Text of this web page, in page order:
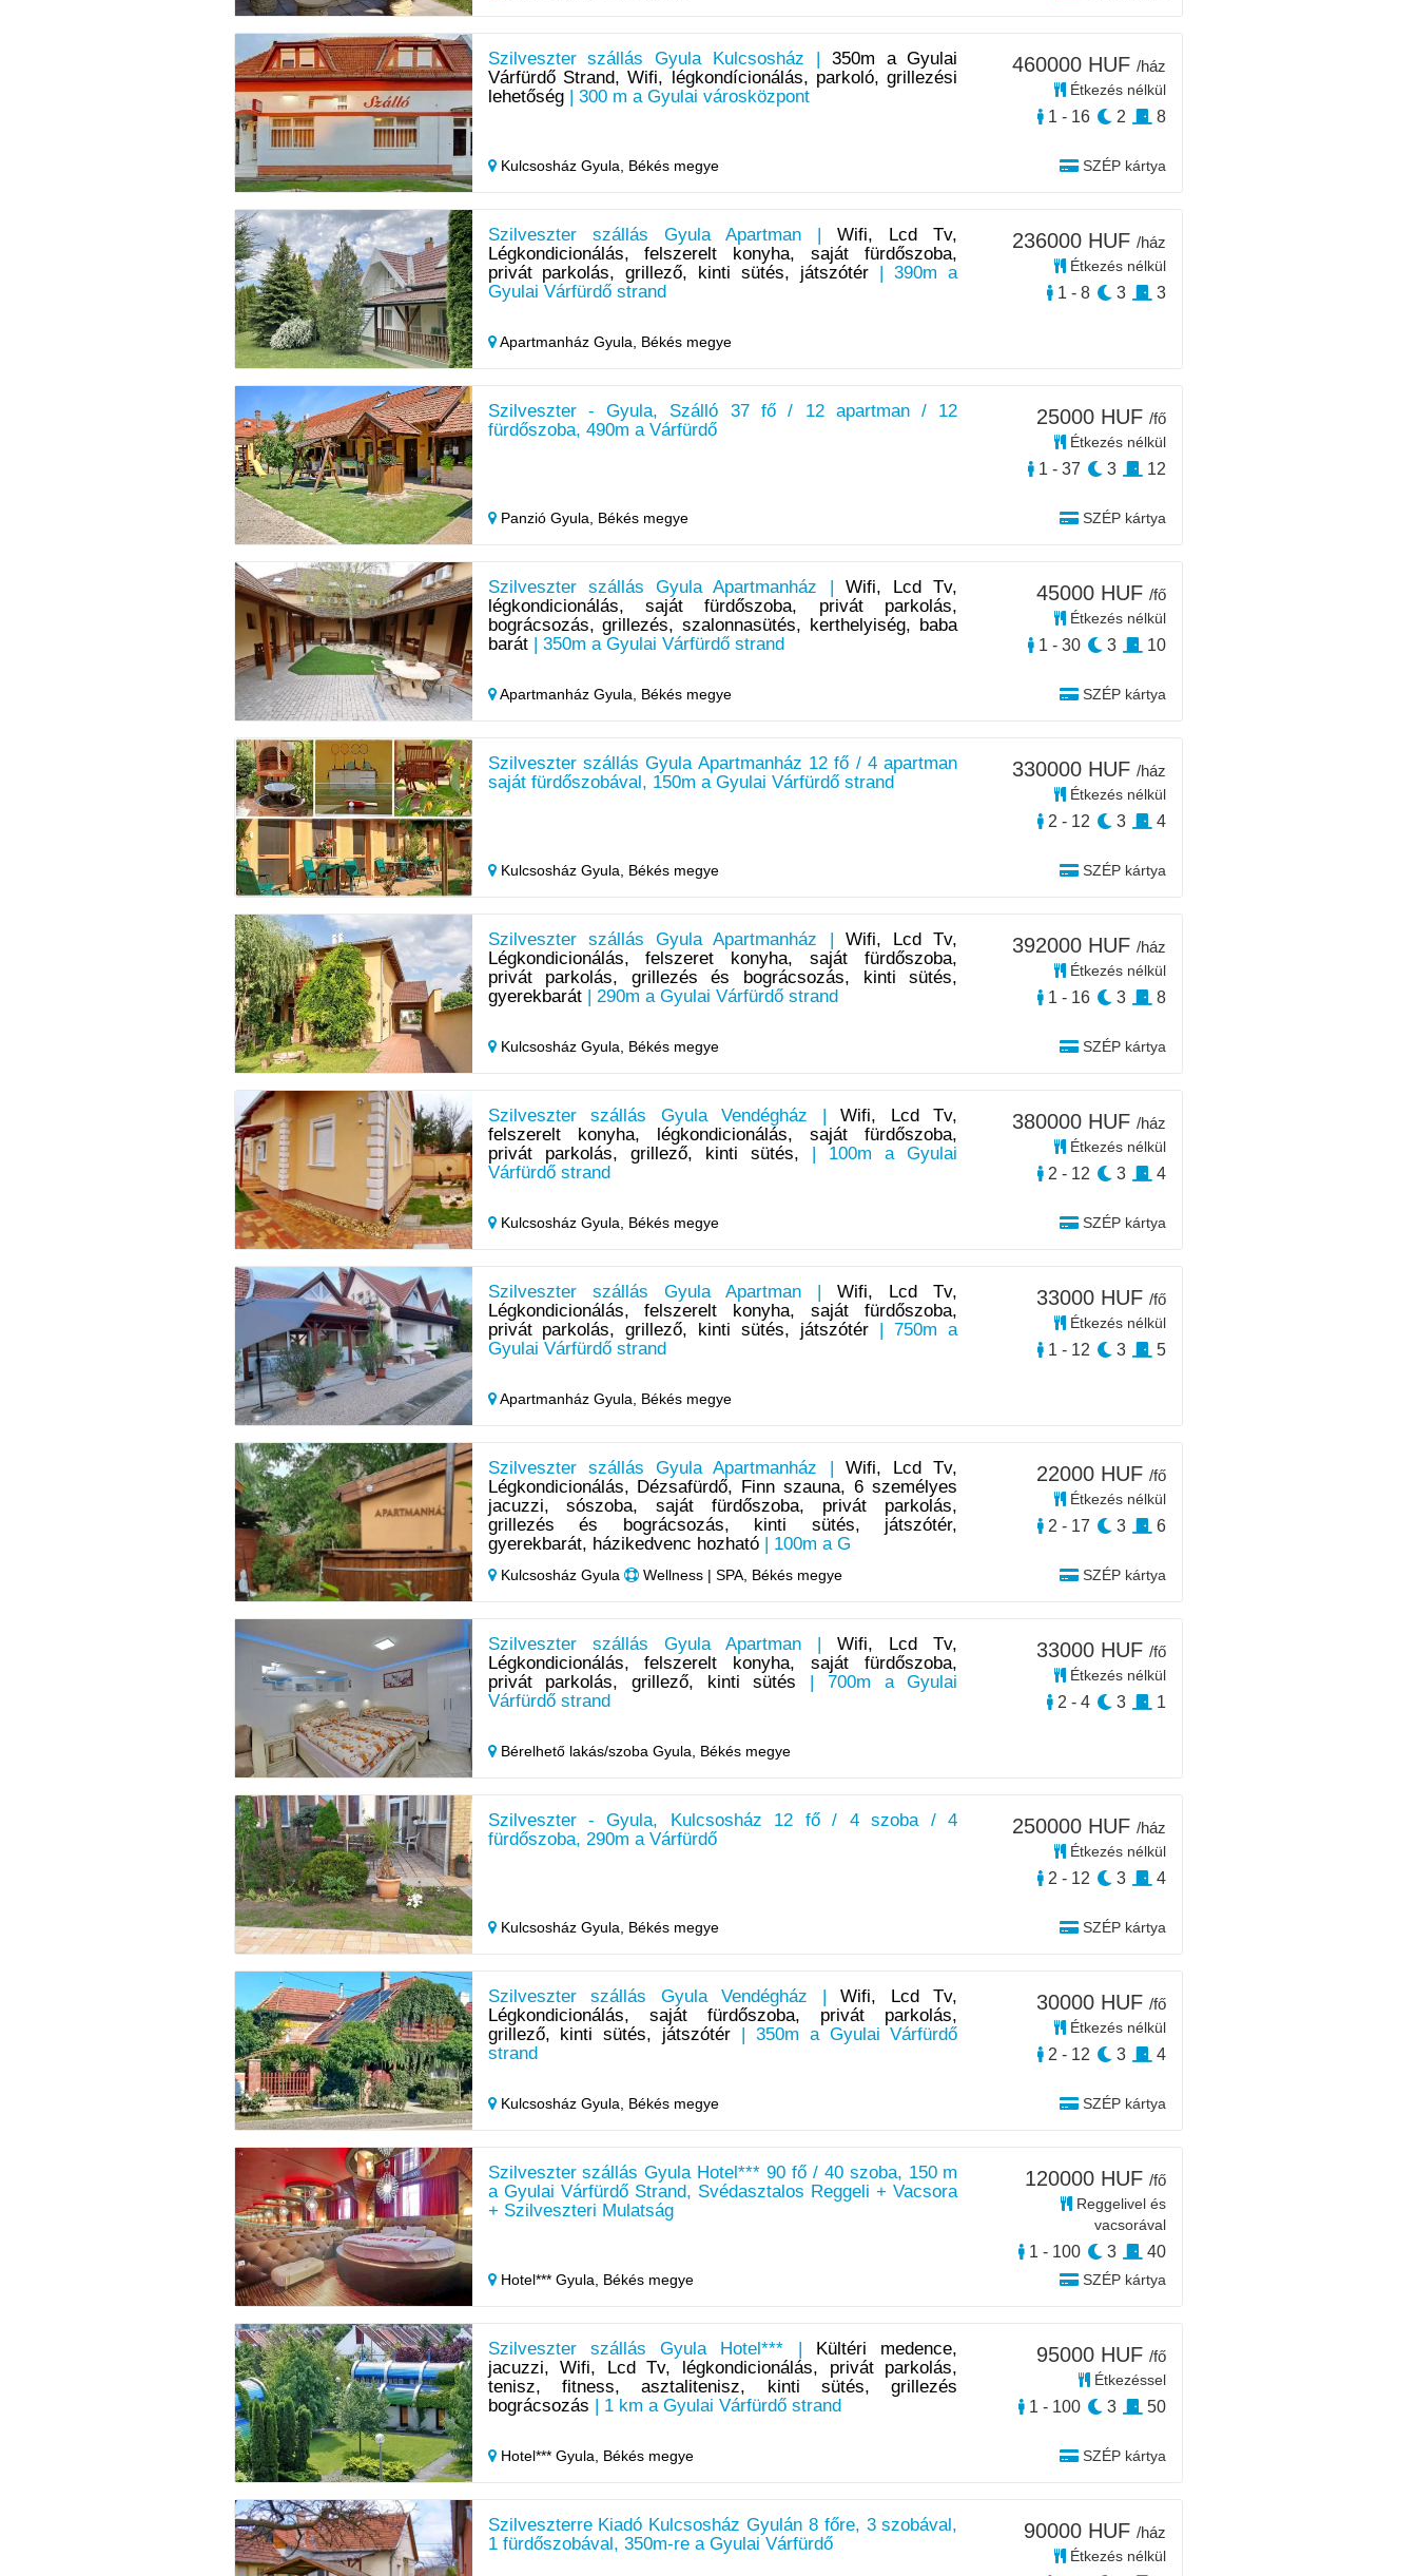
Szilveszter szállás Gyula Kulcsosház | 350m a Gyulai
Várfürdő Strand, Wifi, légkondícionálás, parkoló, grillezési
lehetőség| 300 m a Gyulai városközpont
Kulcsosház Gyula, Békés megye SZÉP kártya
460000 HUF /ház
Étkezés nélkül
1 - 16 2 8
Szilveszter szállás Gyula Apartman |Wifi, Lcd Tv,
Légkondicionálás, felszerelt konyha, saját fürdőszoba,
privát parkolás, grillező, kinti sütés, játszótér | 390m a
Gyulai Várfürdő strand
Apartmanház Gyula, Békés megye
236000 HUF /ház
Étkezés nélkül
1 - 8 3 3
Szilveszter - Gyula, Szálló 37 fő / 12 apartman / 12
fürdőszoba, 490m a Várfürdő
Panzió Gyula, Békés megye SZÉP kártya
25000 HUF /fő
Étkezés nélkül
1 - 37 3 12
Szilveszter szállás Gyula Apartmanház | Wifi, Lcd Tv,
légkondicionálás, saját fürdőszoba, privát parkolás,
bográcsozás, grillezés, szalonnasütés, kerthelyiség, baba
barát| 350m a Gyulai Várfürdő strand
Apartmanház Gyula, Békés megye SZÉP kártya
45000 HUF /fő
Étkezés nélkül
1 - 30 3 10
Szilveszter szállás Gyula Apartmanház 12 fő / 4 apartman
saját fürdőszobával, 150m a Gyulai Várfürdő strand
Kulcsosház Gyula, Békés megye SZÉP kártya
330000 HUF /ház
Étkezés nélkül
2 - 12 3 4
Szilveszter szállás Gyula Apartmanház | Wifi, Lcd Tv,
Légkondicionálás, felszeret konyha, saját fürdőszoba,
privát parkolás, grillezés és bográcsozás, kinti sütés,
gyerekbarát| 290m a Gyulai Várfürdő strand
Kulcsosház Gyula, Békés megye SZÉP kártya
392000 HUF /ház
Étkezés nélkül
1 - 16 3 8
Szilveszter szállás Gyula Vendégház |Wifi, Lcd Tv,
felszerelt konyha, légkondicionálás, saját fürdőszoba,
privát parkolás, grillező, kinti sütés, | 100m a Gyulai
Várfürdő strand
Kulcsosház Gyula, Békés megye SZÉP kártya
380000 HUF /ház
Étkezés nélkül
2 - 12 3 4
Szilveszter szállás Gyula Apartman |Wifi, Lcd Tv,
Légkondicionálás, felszerelt konyha, saját fürdőszoba,
privát parkolás, grillező, kinti sütés, játszótér | 750m a
Gyulai Várfürdő strand
Apartmanház Gyula, Békés megye
33000 HUF /fő
Étkezés nélkül
1 - 12 3 5
Szilveszter szállás Gyula Apartmanház | Wifi, Lcd Tv,
Légkondicionálás, Dézsafürdő, Finn szauna, 6 személyes
jacuzzi, sószoba, saját fürdőszoba, privát parkolás,
grillezés és bográcsozás, kinti sütés, játszótér,
gyerekbarát, házikedvenc hozható| 100m a G
Kulcsosház Gyula Wellness | SPA, Békés megye SZÉP kártya
22000 HUF /fő
Étkezés nélkül
2 - 17 3 6
Szilveszter szállás Gyula Apartman |Wifi, Lcd Tv,
Légkondicionálás, felszerelt konyha, saját fürdőszoba,
privát parkolás, grillező, kinti sütés | 700m a Gyulai
Várfürdő strand
Bérelhető lakás/szoba Gyula, Békés megye
33000 HUF /fő
Étkezés nélkül
2 - 4 3 1
Szilveszter - Gyula, Kulcsosház 12 fő / 4 szoba / 4
fürdőszoba, 290m a Várfürdő
Kulcsosház Gyula, Békés megye SZÉP kártya
250000 HUF /ház
Étkezés nélkül
2 - 12 3 4
Szilveszter szállás Gyula Vendégház |Wifi, Lcd Tv,
Légkondicionálás, saját fürdőszoba, privát parkolás,
grillező, kinti sütés, játszótér | 350m a Gyulai Várfürdő
strand
Kulcsosház Gyula, Békés megye SZÉP kártya
30000 HUF /fő
Étkezés nélkül
2 - 12 3 4
Szilveszter szállás Gyula Hotel*** 90 fő / 40 szoba, 150 m
a Gyulai Várfürdő Strand, Svédasztalos Reggeli + Vacsora
+ Szilveszteri Mulatság
Hotel*** Gyula, Békés megye SZÉP kártya
120000 HUF /fő
Reggelivel és
vacsorával
1 - 100 3 40
Szilveszter szállás Gyula Hotel*** |
Kültéri medence,
jacuzzi, Wifi, Lcd Tv, légkondicionálás, privát parkolás,
tenisz, fitness, asztalitenisz, kinti sütés, grillezés
bográcsozás | 1 km a Gyulai Várfürdő strand
Hotel*** Gyula, Békés megye SZÉP kártya
95000 HUF /fő
Étkezéssel
1 - 100 3 50
Szilveszterre Kiadó Kulcsosház Gyulán 8 főre, 3 szobával,
1 fürdőszobával, 350m-re a Gyulai Várfürdő
90000 HUF /ház
Étkezés nélkül